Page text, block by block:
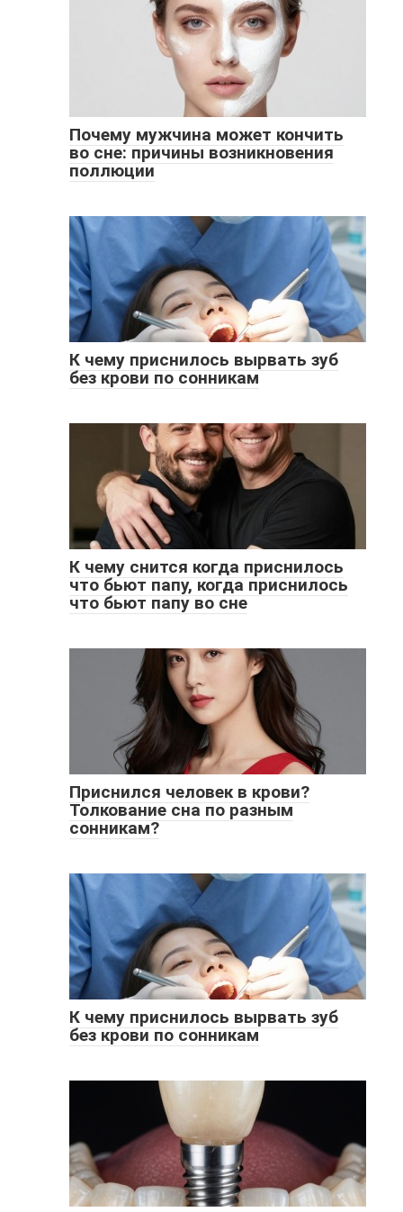
Почему мужчина может кончить
во сне: причины возникновения
поллюции
К чему приснилось вырвать зуб
без крови по сонникам
К чему снится когда приснилось
что бьют папу, когда приснилось
что бьют папу во сне
Приснился человек в крови?
Толкование сна по разным
сонникам?
К чему приснилось вырвать зуб
без крови по сонникам